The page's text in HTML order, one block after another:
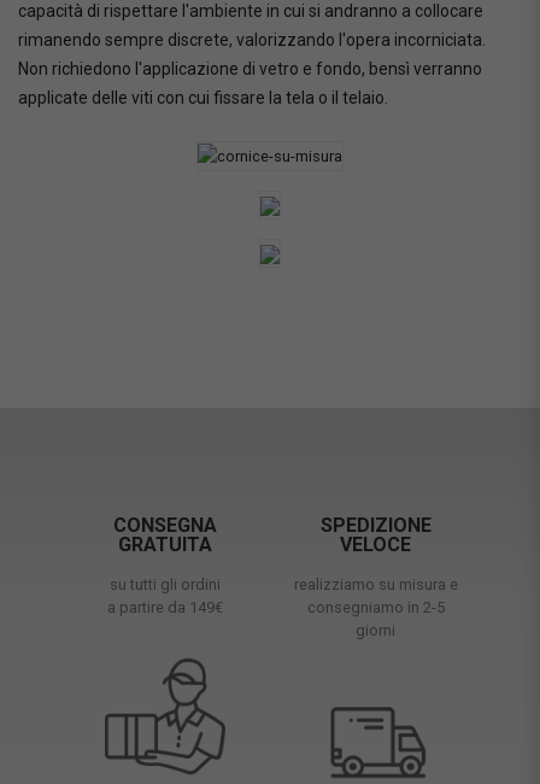
capacità di rispettare l'ambiente in cui si andranno a collocare
rimanendo sempre discrete, valorizzando l'opera incorniciata.
Non richiedono l'applicazione di vetro e fondo, bensì verranno
applicate delle viti con cui fissare la tela o il telaio.
CONSEGNA
GRATUITA
su tutti gli ordini
a partire da 149€
SPEDIZIONE
VELOCE
realizziamo su misura e
consegniamo in 2-5
giorni